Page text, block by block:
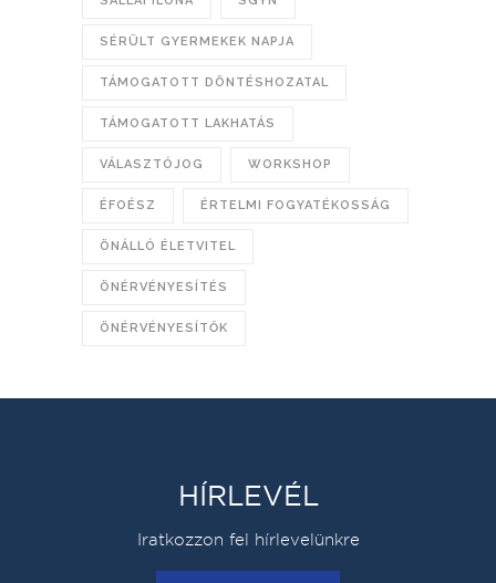
SÉRÜLT GYERMEKEK NAPJA
TÁMOGATOTT DÖNTÉSHOZATAL
TÁMOGATOTT LAKHATÁS
VÁLASZTÓJOG WORKSHOP
ÉFOÉSZ ÉRTELMI FOGYATÉKOSSÁG
ÖNÁLLÓ ÉLETVITEL
ÖNÉRVÉNYESÍTÉS
ÖNÉRVÉNYESÍTŐK
HÍRLEVÉL
Iratkozzon fel hírlevelünkre